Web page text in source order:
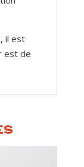
il est
est de